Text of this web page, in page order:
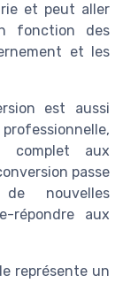
et peut aller
fonction des
et les
est aussi
complet aux
passe
nouvelles
répondre aux
représente un